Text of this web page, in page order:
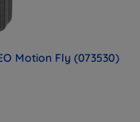
Motion Fly (073530)